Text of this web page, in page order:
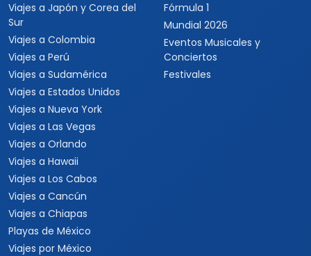
Viajes a Japón y Corea del
Sur
Viajes a Colombia
Viajes a Perú
Viajes a Sudamérica
Viajes a Estados Unidos
Viajes a Nueva York
Viajes a Las Vegas
Viajes a Orlando
Viajes a Hawaii
Viajes a Los Cabos
Viajes a Cancún
Viajes a Chiapas
Playas de México
Viajes por México
Fórmula 1
Mundial 2026
Eventos Musicales y
Conciertos
Festivales